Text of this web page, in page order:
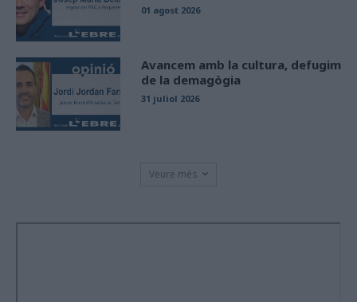
01 agost 2026
Avancem amb la cultura, defugim
de la demagògia
31 juliol 2026
Veure més